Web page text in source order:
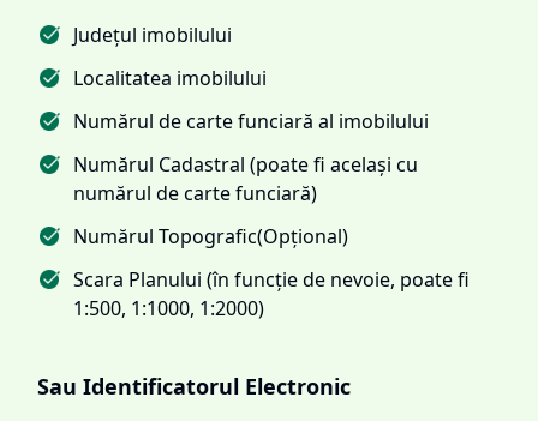
Județul imobilului
Localitatea imobilului
Numărul de carte funciară al imobilului
Numărul Cadastral (poate fi același cu
numărul de carte funciară)
Numărul Topografic(Opțional)
Scara Planului (în funcție de nevoie, poate fi
1:500, 1:1000, 1:2000)
Sau Identificatorul Electronic